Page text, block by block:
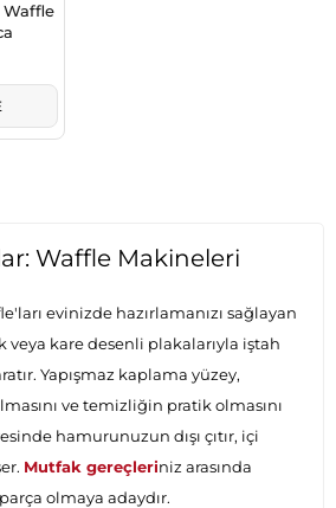
Waffle
Waffle Makineleri
evinizde hazırlamanızı sağlayan
veya kare desenli plakalarıyla iştah
Yapışmaz kaplama yüzey,
ve temizliğin pratik olmasını
hamurunuzun dışı çıtır, içi
Mutfak gereçleriniz arasında
olmaya adaydır.